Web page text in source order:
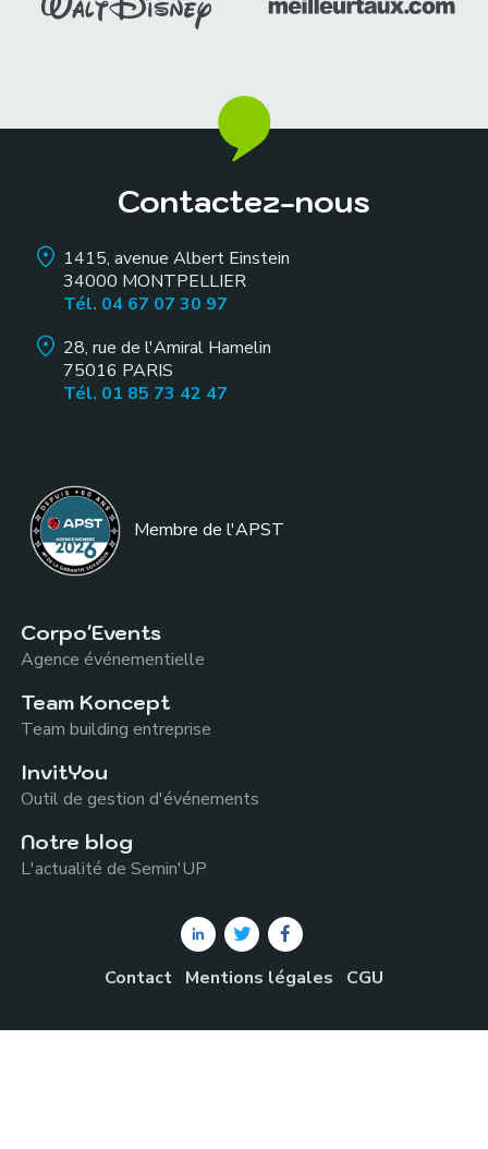
Contactez-nous
1415, avenue Albert Einstein
34000 MONTPELLIER
Tél. 04 67 07 30 97
28, rue de l'Amiral Hamelin
75016 PARIS
Tél. 01 85 73 42 47
Membre de l'APST
Corpo'Events
Agence événementielle
Team Koncept
Team building entreprise
InvitYou
Outil de gestion d'événements
Notre blog
L'actualité de Semin'UP
Contact Mentions légales CGU